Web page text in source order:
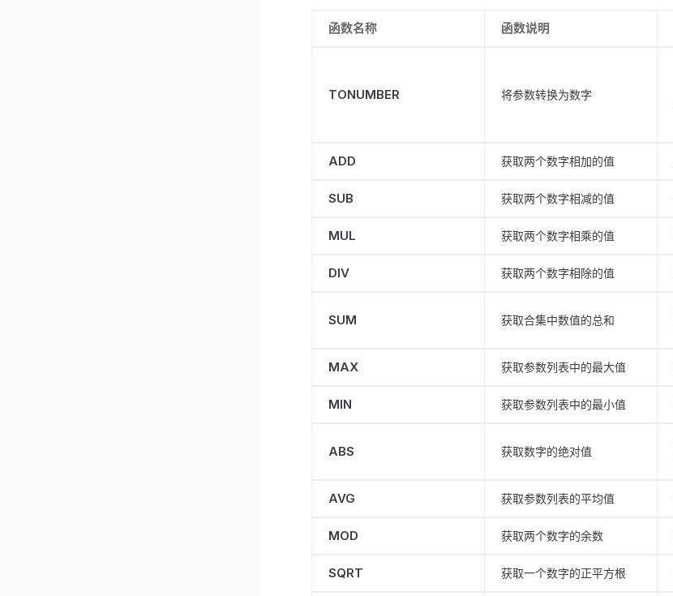
函数名称 函数说明
TONUMBER 将参数转换为数字
ADD 获取两个数字相加的值
SUB 获取两个数字相减的值
MUL 获取两个数字相乘的值
DIV 获取两个数字相除的值
SUM 获取合集中数值的总和
MAX 获取参数列表中的最大值
MIN 获取参数列表中的最小值
ABS 获取数字的绝对值
AVG 获取参数列表的平均值
MOD 获取两个数字的余数
SQRT 获取一个数字的正平方根